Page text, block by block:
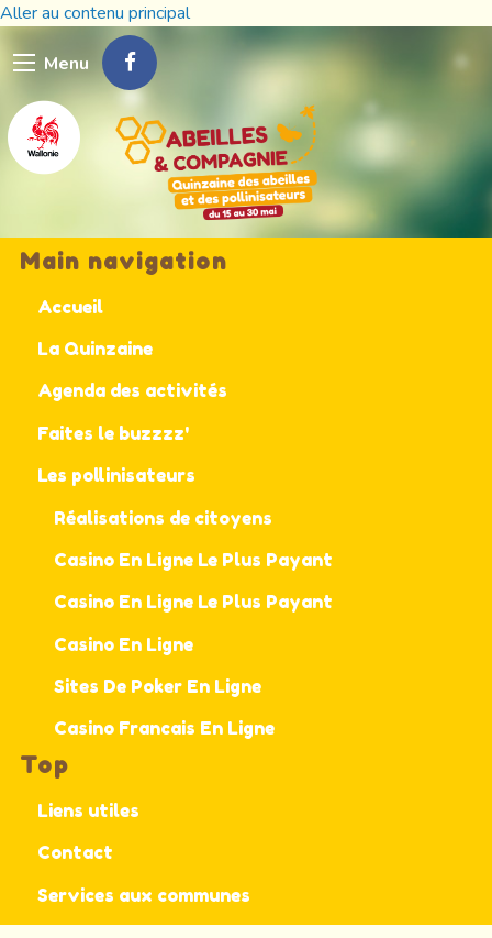
Aller au contenu principal
Menu
Main navigation
Accueil
La Quinzaine
Agenda des activités
Faites le buzzzz'
Les pollinisateurs
Réalisations de citoyens
Casino En Ligne Le Plus Payant
Casino En Ligne Le Plus Payant
Casino En Ligne
Sites De Poker En Ligne
Casino Francais En Ligne
Top
Liens utiles
Contact
Services aux communes